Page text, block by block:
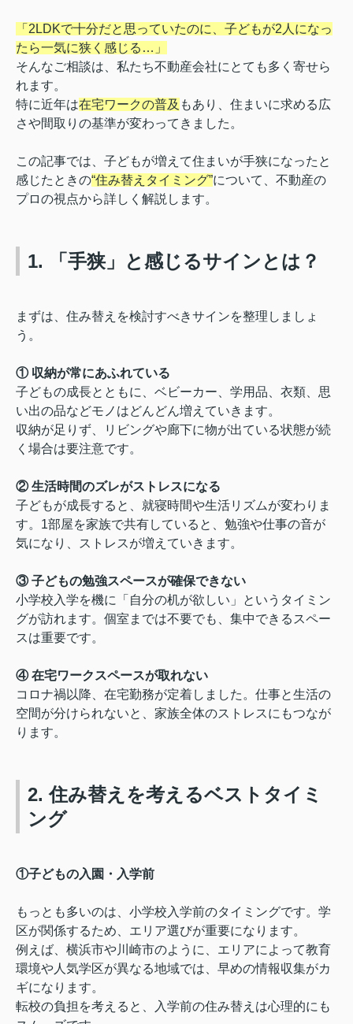
「2LDKで十分だと思っていたのに、子どもが2人になっ
たら一気に狭く感じる…」
そんなご相談は、私たち不動産会社にとても多く寄せら
れます。
特に近年は在宅ワークの普及 もあり、住まいに求める広
さや間取りの基準が変わってきました。
この記事では、子どもが増えて住まいが手狭になったと
感じたときの“住み替えタイミング”について、不動産の
プロの視点から詳しく解説します。
1. 「手狭」と感じるサインとは？
まずは、住み替えを検討すべきサインを整理しましょ
う。
① 収納が常にあふれている
子どもの成長とともに、ベビーカー、学用品、衣類、思
い出の品などモノはどんどん増えていきます。
収納が足りず、リビングや廊下に物が出ている状態が続
く場合は要注意です。
② 生活時間のズレがストレスになる
子どもが成長すると、就寝時間や生活リズムが変わりま
す。1部屋を家族で共有していると、勉強や仕事の音が
気になり、ストレスが増えていきます。
③ 子どもの勉強スペースが確保できない
小学校入学を機に「自分の机が欲しい」というタイミン
グが訪れます。個室までは不要でも、集中できるスペー
スは重要です。
④ 在宅ワークスペースが取れない
コロナ禍以降、在宅勤務が定着しました。仕事と生活の
空間が分けられないと、家族全体のストレスにもつなが
ります。
2. 住み替えを考えるベストタイミ
ング
①子どもの入園・入学前
もっとも多いのは、小学校入学前のタイミングです。学
区が関係するため、エリア選びが重要になります。
例えば、横浜市や川崎市のように、エリアによって教育
環境や人気学区が異なる地域では、早めの情報収集がカ
ギになります。
転校の負担を考えると、入学前の住み替えは心理的にも